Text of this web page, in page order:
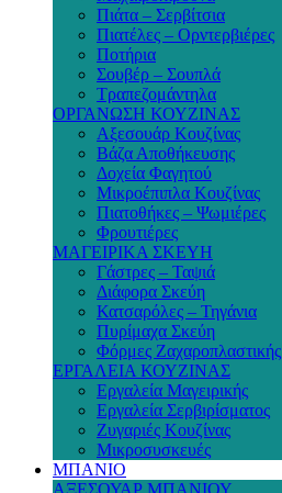
Πιάτα – Σερβίτσια
Πιατέλες – Ορντερβιέρες
Ποτήρια
Σουβέρ – Σουπλά
Τραπεζομάντηλα
ΟΡΓΑΝΩΣΗ ΚΟΥΖΙΝΑΣ
Αξεσουάρ Κουζίνας
Βάζα Αποθήκευσης
Δοχεία Φαγητού
Μικροέπιπλα Κουζίνας
Πιατοθήκες – Ψωμιέρες
Φρουτιέρες
ΜΑΓΕΙΡΙΚΑ ΣΚΕΥΗ
Γάστρες – Ταψιά
Διάφορα Σκεύη
Κατσαρόλες – Τηγάνια
Πυρίμαχα Σκεύη
Φόρμες Ζαχαροπλαστικής
ΕΡΓΑΛΕΙΑ ΚΟΥΖΙΝΑΣ
Εργαλεία Μαγειρικής
Εργαλεία Σερβιρίσματος
Ζυγαριές Κουζίνας
Μικροσυσκευές
ΜΠΑΝΙΟ
ΑΞΕΣΟΥΑΡ ΜΠΑΝΙΟΥ